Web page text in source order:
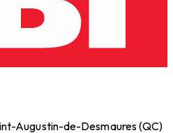
Augustin-de-Desmaures (QC)